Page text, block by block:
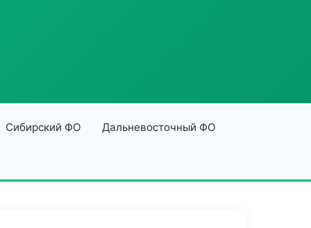
Сибирский ФО Дальневосточный ФО